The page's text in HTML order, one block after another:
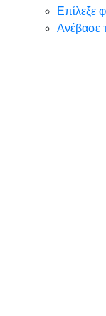
Επίλεξε
Ανέβασε